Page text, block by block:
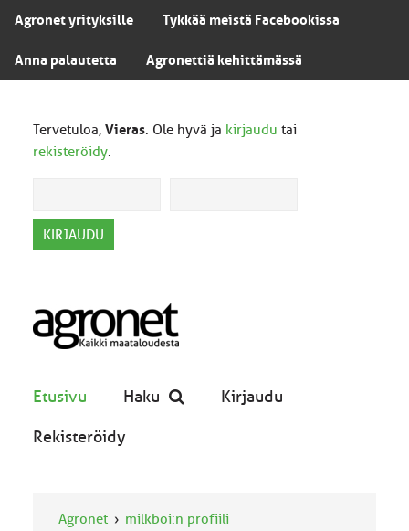
Agronet yrityksille Tykkää meistä Facebookissa
Anna palautetta Agronettiä kehittämässä
Tervetuloa, Vieras. Ole hyvä ja kirjaudu tai
rekisteröidy.
Etusivu Haku Kirjaudu
Rekisteröidy
Agronet
milkboi:n profiili